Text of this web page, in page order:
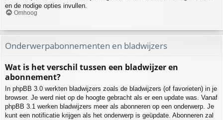
en de nodige opties invullen.
Omhoog
Onderwerpabonnementen en bladwijzers
Wat is het verschil tussen een bladwijzer en
abonnement?
In phpBB 3.0 werkten bladwijzers zoals de bladwijzers (of favorieten) in je
browser. Je werd niet op de hoogte gebracht als er een update was. Vanaf
phpBB 3.1 werken bladwijzers meer als abonneren op een onderwerp. Je
kunt een notificatie krijgen als het onderwerp is geüpdate. Abonneren zal